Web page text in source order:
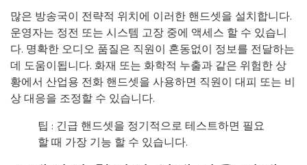
많은 방송국이 전략적 위치에 이러한 핸드셋을 설치합니다.
운영자는 정전 또는 시스템 고장 중에 액세스 할 수 있습니
다. 명확한 오디오 품질은 직원이 혼동없이 정보를 전달하는
데 도움이됩니다. 화재 또는 화학적 누출과 같은 위험한 상
황에서 산업용 전화 핸드셋을 사용하면 직원이 대피 또는 비
상 대응을 조정할 수 있습니다.
팁 : 긴급 핸드셋을 정기적으로 테스트하면 필요
할 때 가장 기능 할 수 있습니다.